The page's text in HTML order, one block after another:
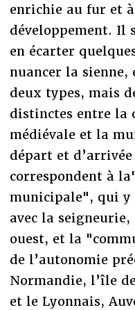
enrichie au fur et
développement. Il
en écarter
nuancer la sienne,
deux types, mais
distinctes entre la
médiévale et la
départ et
correspondent à
municipale", qui
avec la
ouest, et la
de l’autonomie
Normandie, l’île
et le Lyonnais,